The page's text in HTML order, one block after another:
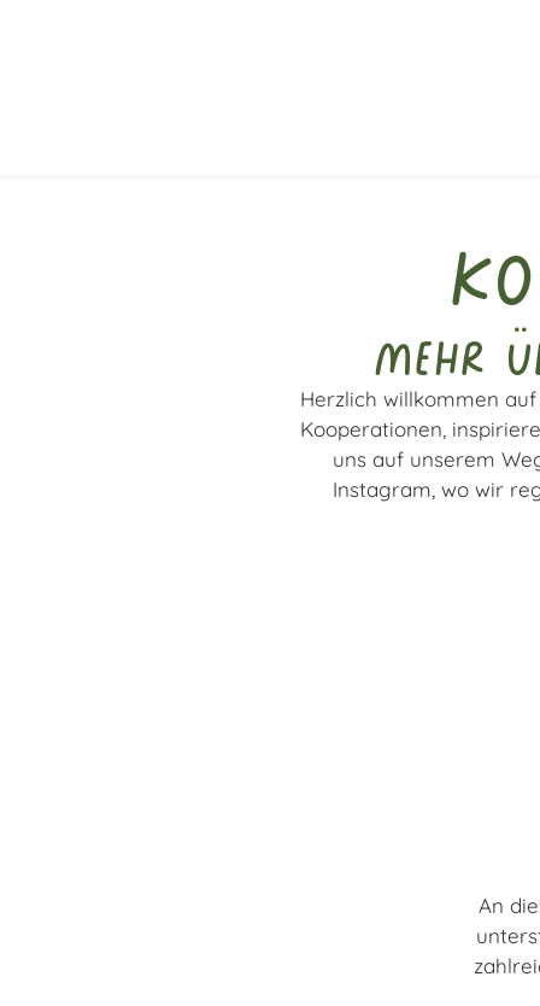
Mehr
Herzlich willkommen
Kooperationen,
uns auf unserem
Instagram, wo wir
An